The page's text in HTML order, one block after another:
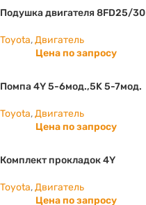
Подушка двигателя 8FD25/30
Toyota,Двигатель
Цена по запросу
Помпа 4Y 5-6мод.,5K 5-7мод.
Toyota,Двигатель
Цена по запросу
Комплект прокладок 4Y
Toyota,Двигатель
Цена по запросу